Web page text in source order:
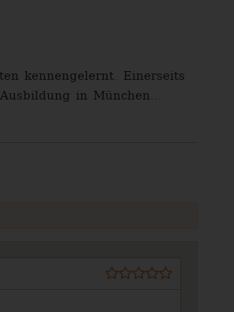
kennengelernt. Einerseits
in München...